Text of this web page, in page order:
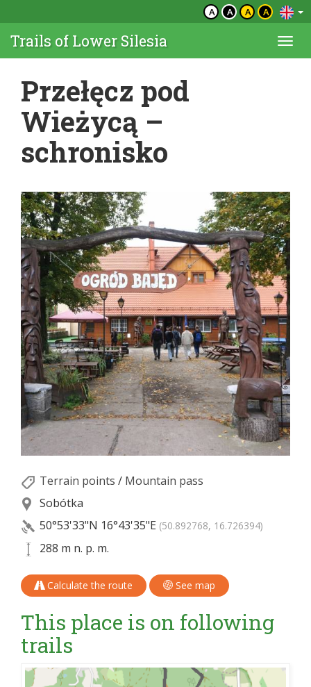
A A A A
Trails of Lower Silesia
Przełęcz pod
Wieżycą –
schronisko
Terrain points / Mountain pass
Sobótka
50°53'33"N 16°43'35"E (50.892768, 16.726394)
288 m n. p. m.
Calculate the route See map
This place is on following
trails